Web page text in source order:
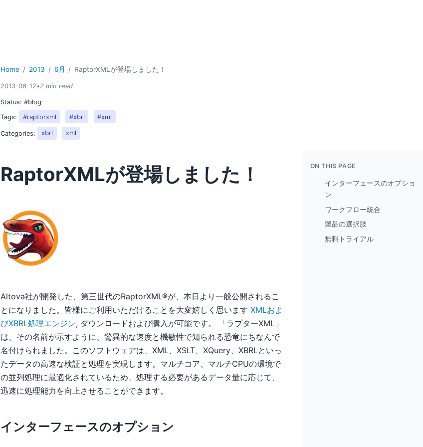
Home 2013 6月 RaptorXMLが登場しました！
2013-06-12•2 min read
Status:#blog
Tags:
#raptorxml #xbrl #xml
Categories: xbrl xml
RaptorXMLが登場しました！
Altova社が開発した、第三世代のRaptorXML®が、本日より一般公開されるこ
とになりました。皆様にご利用いただけることを大変嬉しく思いますXMLおよ
びXBRL処理エンジン, ダウンロードおよび購入が可能です。 「ラプターXML」
は、その名前が示すように、驚異的な速度と機敏性で知られる恐竜にちなんで
名付けられました。このソフトウェアは、XML、XSLT、XQuery、XBRLといっ
たデータの高速な検証と処理を実現します。マルチコア、マルチCPUの環境で
の並列処理に最適化されているため、処理する必要があるデータ量に応じて、
迅速に処理能力を向上させることができます。
インターフェースのオプション
ON THIS PAGE
インターフェースのオプショ
ン
ワークフロー統合
製品の選択肢
無料トライアル